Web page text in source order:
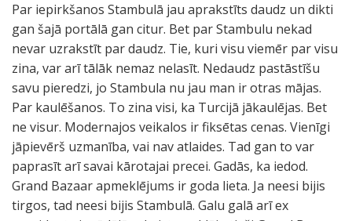
Par iepirkšanos Stambulā jau aprakstīts daudz un dikti
gan šajā portālā gan citur. Bet par Stambulu nekad
nevar uzrakstīt par daudz. Tie, kuri visu viemēr par visu
zina, var arī tālāk nemaz nelasīt. Nedaudz pastāstīšu
savu pieredzi, jo Stambula nu jau man ir otras mājas.
Par kaulēšanos. To zina visi, ka Turcijā jākaulējas. Bet
ne visur. Modernajos veikalos ir fiksētas cenas. Vienīgi
jāpievērš uzmanība, vai nav atlaides. Tad gan to var
paprasīt arī savai kārotajai precei. Gadās, ka iedod.
Grand Bazaar apmeklējums ir goda lieta. Ja neesi bijis
tirgos, tad neesi bijis Stambulā. Galu galā arī ex